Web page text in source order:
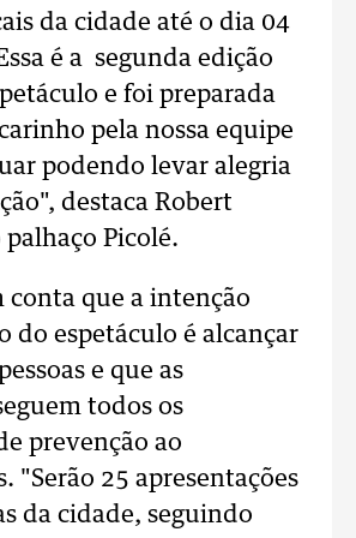
da cidade até o dia 04
é a segunda edição
e foi preparada
pela nossa equipe
podendo levar alegria
destaca Robert
palhaço Picolé.
conta que a intenção
do espetáculo é alcançar
e que as
todos os
prevenção ao
"Serão 25 apresentações
da cidade, seguindo